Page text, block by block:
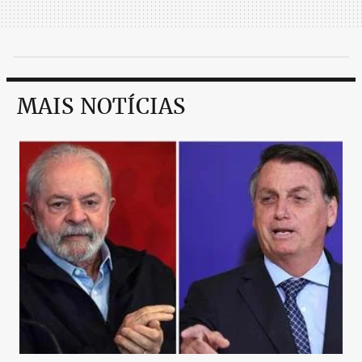
de montanha que me obriga a reaprender respirar.
De repente o tênis da moda não importa tanto, nem
o carro do ano, nem as viagens que não posso
fazer, nem as centenas de atividades que não se
MAIS NOTÍCIAS